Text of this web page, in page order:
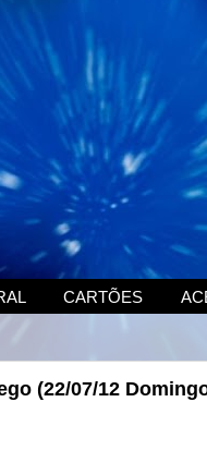
CARTÕES
(22/07/12